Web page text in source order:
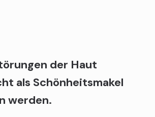
der Haut
als Schönheitsmakel
werden.